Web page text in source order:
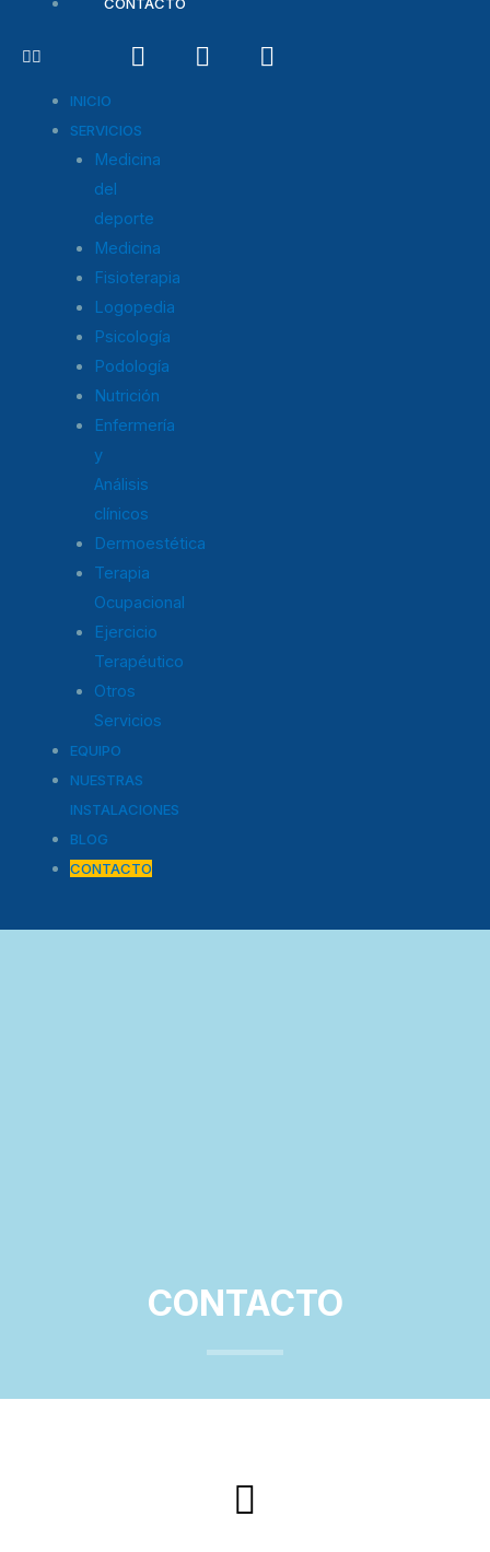
INICIO
SERVICIOS
Medicina
del
deporte
Medicina
Fisioterapia
Logopedia
Psicología
Podología
Nutrición
Enfermería
y
Análisis
clínicos
Dermoestética
Terapia
Ocupacional
Ejercicio
Terapéutico
Otros
Servicios
EQUIPO
NUESTRAS
INSTALACIONES
BLOG
CONTACTO
I
n
t
a
g
a
m
F
a
T
w
CONTACTO